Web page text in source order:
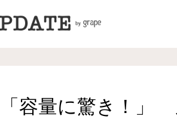
「容量に驚き！」